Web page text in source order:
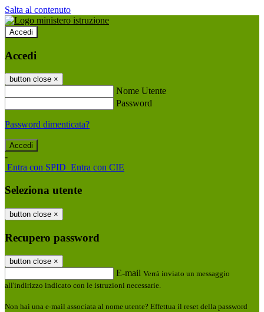
Salta al contenuto
Accedi
Accedi
button close ×
Nome Utente
Password
Password dimenticata?
-
Entra con SPID Entra con CIE
Seleziona utente
button close ×
Recupero password
button close ×
E-mail Verrà inviato un messaggio
all'indirizzo indicato con le istruzioni necessarie.
Non hai una e-mail associata al nome utente? Effettua il reset della password